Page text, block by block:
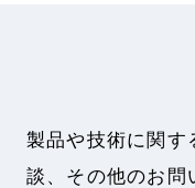
製品や技術に関す
談、 その他のお問